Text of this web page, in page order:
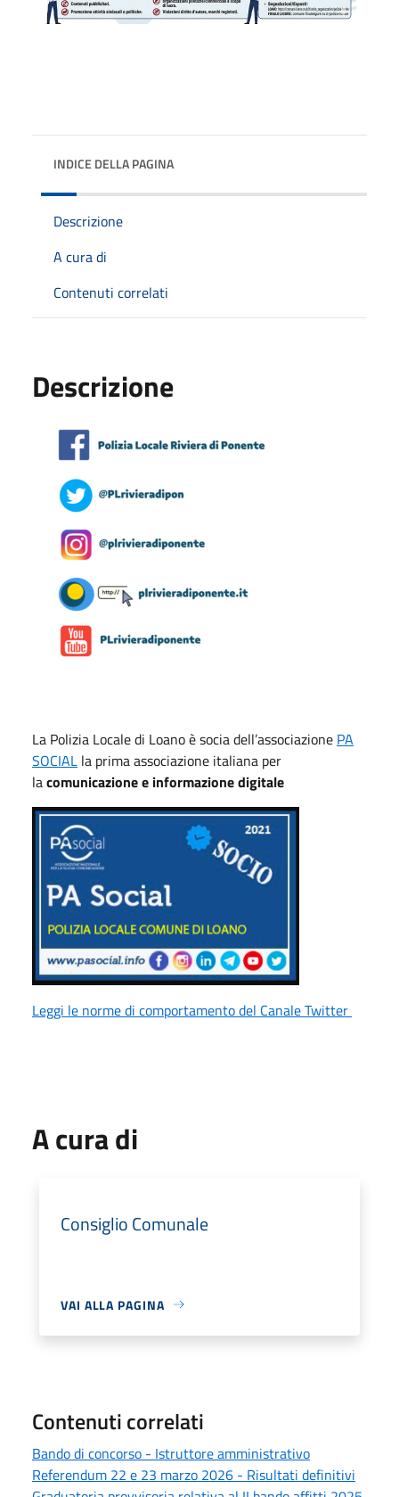
INDICE DELLA PAGINA
Descrizione
A cura di
Contenuti correlati
Descrizione
La Polizia Locale di Loano è socia dell’associazione PA
SOCIAL la prima associazione italiana per
lacomunicazione e informazione digitale
Leggi le norme di comportamento del Canale Twitter
A cura di
Consiglio Comunale
VAI ALLA PAGINA
Contenuti correlati
Bando di concorso - Istruttore amministrativo
Referendum 22 e 23 marzo 2026 - Risultati definitivi